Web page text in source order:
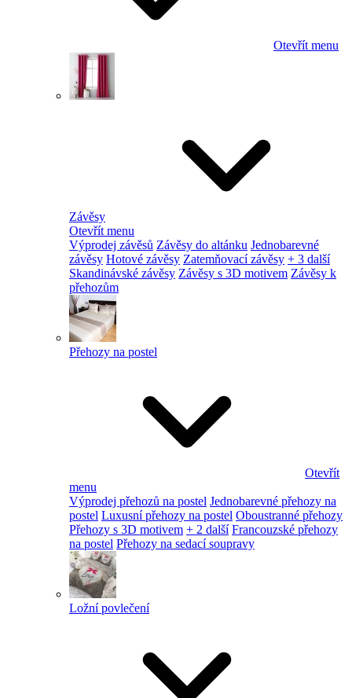
Otevřít menu
Závěsy
Otevřít menu
Výprodej závěsů Závěsy do altánku Jednobarevné
závěsy Hotové závěsy Zatemňovací závěsy + 3 další
Skandinávské závěsy Závěsy s 3D motivem Závěsy k
přehozům
Přehozy na postel
Otevřít
menu
Výprodej přehozů na postel Jednobarevné přehozy na
postel Luxusní přehozy na postel Oboustranné přehozy
Přehozy s 3D motivem + 2 další Francouzské přehozy
na postel Přehozy na sedací soupravy
Ložní povlečení